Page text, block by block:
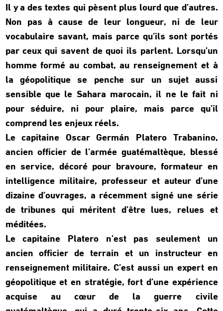
Il y a des textes qui pèsent plus lourd que d’autres.
Non pas à cause de leur longueur, ni de leur
vocabulaire savant, mais parce qu’ils sont portés
par ceux qui savent de quoi ils parlent. Lorsqu’un
homme formé au combat, au renseignement et à
la géopolitique se penche sur un sujet aussi
sensible que le Sahara marocain, il ne le fait ni
pour séduire, ni pour plaire, mais parce qu’il
comprend les enjeux réels.
Le capitaine Oscar Germán Platero Trabanino,
ancien officier de l’armée guatémaltèque, blessé
en service, décoré pour bravoure, formateur en
intelligence militaire, professeur et auteur d’une
dizaine d’ouvrages, a récemment signé une série
de tribunes qui méritent d’être lues, relues et
méditées.
Le capitaine Platero n’est pas seulement un
ancien officier de terrain et un instructeur en
renseignement militaire. C’est aussi un expert en
géopolitique et en stratégie, fort d’une expérience
acquise au cœur de la guerre civile